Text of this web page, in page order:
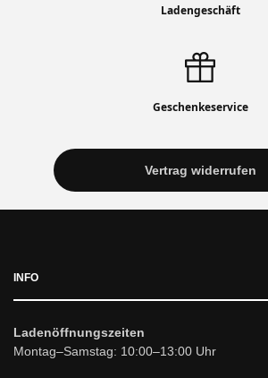
Ladengeschäft
Geschenkeservice
Vertrag widerrufen
INFO
Ladenöffnungszeiten
Montag–Samstag: 10:00–13:00 Uhr